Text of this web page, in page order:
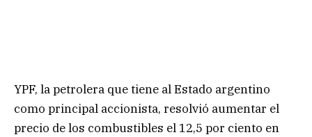
YPF, la petrolera que tiene al Estado argentino
como principal accionista, resolvió aumentar el
precio de los combustibles el 12,5 por ciento en